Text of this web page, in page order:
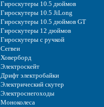
Гироскутеры 10.5 дюймов
Гироскутеры 10.5 JiLong
Гироскутеры 10.5 дюймов GT
Гироскутеры 12 дюймов
Гироскутеры с ручкой
Сегвеи
Ховерборд
Электроскейт
Дрифт электробайки
Электрический скутер
Электроснегоходы
Моноколеса